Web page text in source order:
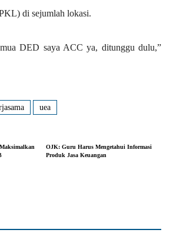
di sejumlah lokasi.
DED saya ACC ya, ditunggu dulu,”
uea
OJK: Guru Harus Mengetahui Informasi
Produk Jasa Keuangan